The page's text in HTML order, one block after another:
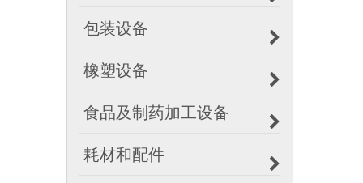
包装设备
橡塑设备
食品及制药加工设备
耗材和配件